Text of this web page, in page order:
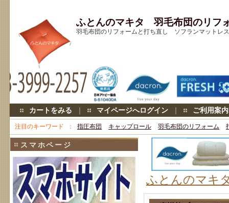
ふとんのマキタ 羽毛布団のリ
羽毛布団のリフォームと打ち直し ソフランマット
カートをみる ｜ マイページへログイン ｜ ご利用案内
注目のキーワード 指圧布団 キャップロール 羽毛布団のリフォーム
スマホページ
ふとんのマキ